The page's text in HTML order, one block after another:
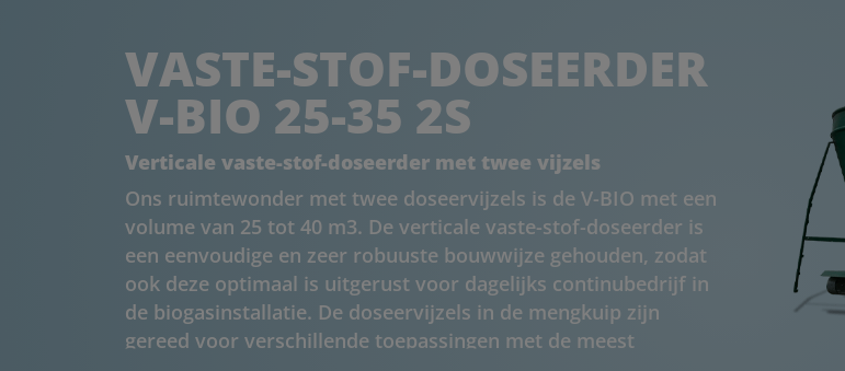
VASTE-STOF-DOSEERDER
V-BIO 25-35 2S
Verticale vaste-stof-doseerder met twee vijzels
Ons ruimtewonder met twee doseervijzels is de V-BIO met een
volume van 25 tot 40 m3. De verticale vaste-stof-doseerder is
een eenvoudige en zeer robuuste bouwwijze gehouden, zodat
ook deze optimaal is uitgerust voor dagelijks continubedrijf in
de biogasinstallatie. De doseervijzels in de mengkuip zijn
gereed voor verschillende toepassingen met de meest